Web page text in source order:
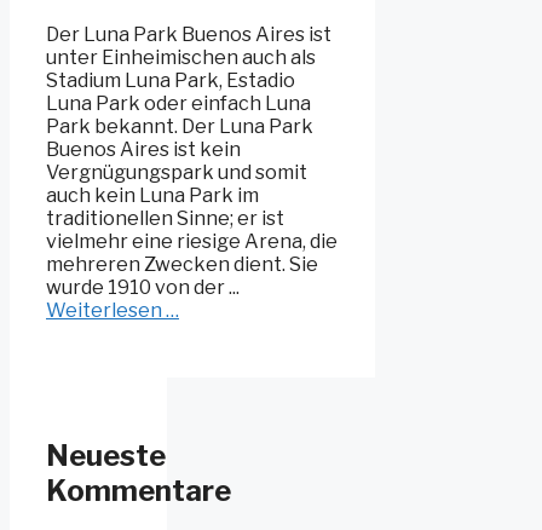
Der Luna Park Buenos Aires ist
unter Einheimischen auch als
Stadium Luna Park, Estadio
Luna Park oder einfach Luna
Park bekannt. Der Luna Park
Buenos Aires ist kein
Vergnügungspark und somit
auch kein Luna Park im
traditionellen Sinne; er ist
vielmehr eine riesige Arena, die
mehreren Zwecken dient. Sie
wurde 1910 von der ...
Weiterlesen …
Neueste
Kommentare